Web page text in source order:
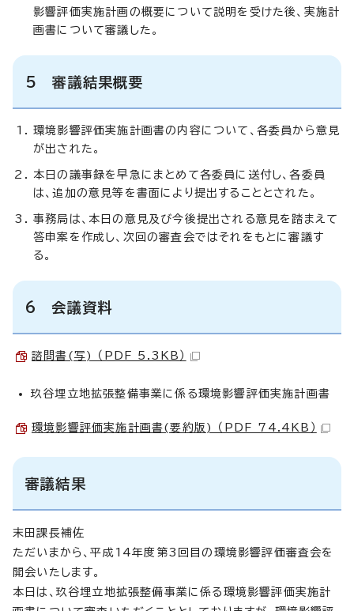
影響評価実施計画の概要について説明を受けた後、実施計
画書について審議した。
5 審議結果概要
環境影響評価実施計画書の内容について、各委員から意見
が出された。
本日の議事録を早急にまとめて各委員に送付し、各委員
は、追加の意見等を書面により提出することとされた。
事務局は、本日の意見及び今後提出される意見を踏まえて
答申案を作成し、次回の審査会ではそれをもとに審議す
る。
6 会議資料
諮問書(写) （PDF 5.3KB）
玖谷埋立地拡張整備事業に係る環境影響評価実施計画書
環境影響評価実施計画書(要約版) （PDF 74.4KB）
審議結果
末田課長補佐
ただいまから、平成14年度第3回目の環境影響評価審査会を
開会いたします。
本日は、玖谷埋立地拡張整備事業に係る環境影響評価実施計